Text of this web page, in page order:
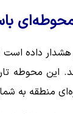
هشدار داده
این محوطه
منطقه به